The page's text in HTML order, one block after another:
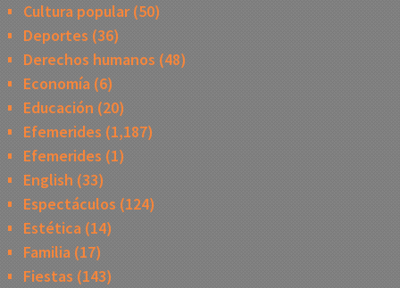
Cultura popular(50)
Deportes (36)
Derechos humanos (48)
Economía(6)
Educación (20)
Efemerides (1,187)
Efemerides (1)
English (33)
Espectáculos (124)
Estética(14)
Familia(17)
Fiestas (143)